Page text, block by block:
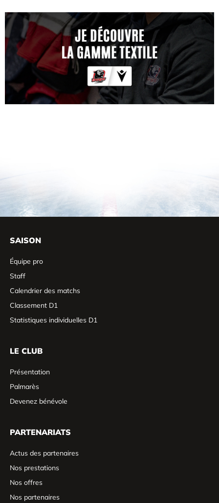
SAISON
Équipe pro
Staff
Calendrier des matchs
Classement D1
Statistiques individuelles D1
LE CLUB
Présentation
Palmarès
Devenez bénévole
PARTENARIATS
Actus des partenaires
Nos prestations
Nos offres
Nos partenaires